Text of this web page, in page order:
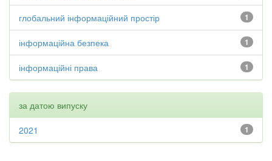
1
глобальний інформаційний простір
1
інформаційна безпека
1
інформаційні права
за датою випуску
1
2021